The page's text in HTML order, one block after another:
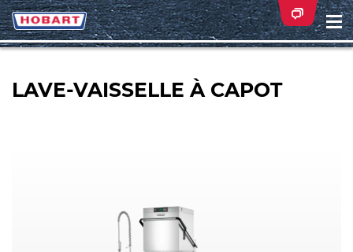
LAVE-VAISSELLE À CAPOT